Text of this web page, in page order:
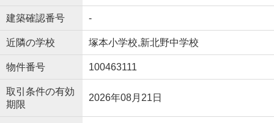
建築確認番号 -
近隣の学校 塚本小学校,新北野中学校
物件番号 100463111
取引条件の有効
期限
2026年08月21日